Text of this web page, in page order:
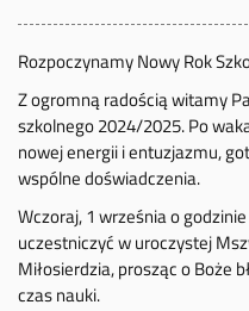
Rozpoczynamy Nowy Rok
Z ogromną radością witamy
szkolnego 2024/2025. Po
nowej energii i entuzjazmu,
wspólne doświadczenia.
Wczoraj, 1 września o
uczestniczyć w uroczystej
Miłosierdzia, prosząc o Boże
czas nauki.